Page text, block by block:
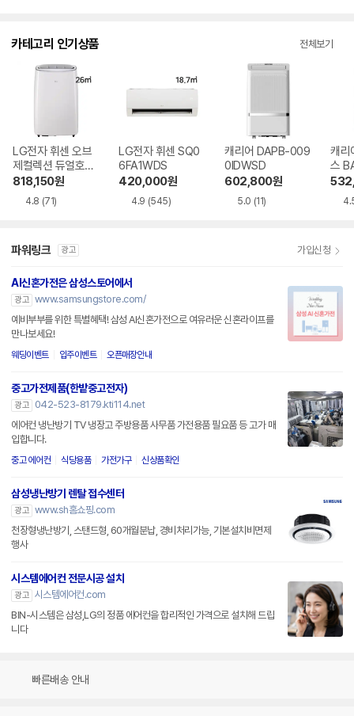
카테고리 인기상품 전체보기
LG전자 휘센 오브
제컬렉션 듀얼호스
PQ08FDWBS
818,150원
4.8 (71)
LG전자 휘센 SQ0
6FA1WDS
420,000원
4.9 (545)
캐리어 DAPB-009
0IDWSD
602,800원
5.0 (11)
캐리
스
파워링크 광고 가입신청
AI신혼가전은 삼성스토어에서
광고 www.samsungstore.com/
예비부부를 위한 특별혜택! 삼성 AI신혼가전으로 여유러운 신혼라이프를
만나보세요!
웨딩이벤트 입주이벤트 오픈매장안내
중고가전제품(한밭중고전자)
광고
042-523-8179.kti114.net
에어컨 냉난방기 TV 냉장고 주방용품 사무품 가전용품 필요품 등 고가 매
입합니다.
중고 에어컨 식당용품 가전가구 신상품확인
삼성냉난방기 렌탈 접수센터
광고 www.sh홈쇼핑.com
천장형냉난방기, 스탠드형, 60개월분납, 경비처리가능, 기본설치비면제
행사
시스템에어컨 전문시공 설치
광고 시스템에어컨.com
BIN-시스템은 삼성,LG의 정품 에어컨을 합리적인 가격으로 설치해 드립
니다
빠른배송 안내